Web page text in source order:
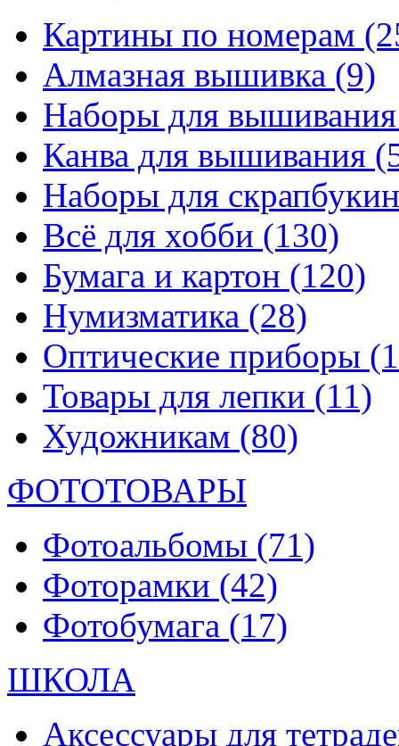
Картины по номерам
Алмазная вышивка (9)
Наборы для
Канва для вышивания
Наборы для
Всё для хобби (130)
Бумага и картон (120)
Нумизматика (28)
Оптические приборы
Товары для лепки (11)
Художникам (80)
ФОТОТОВАРЫ
Фотоальбомы (71)
Фоторамки (42)
Фотобумага (17)
ШКОЛА
Аксессуары для